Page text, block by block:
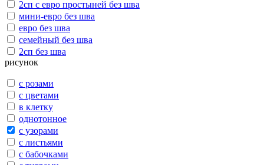
2сп с евро простыней без шва
мини-евро без шва
евро без шва
семейный без шва
2сп без шва
рисунок
с розами
с цветами
в клетку
однотонное
с узорами
с листьями
с бабочками